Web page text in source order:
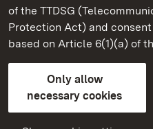
of the TTDSG
Protection Act) and
based on Article 6(1)(a) of
Only allow
necessary cookies
Bebenhausen Monastery and
State Palaces and
Contact usFAQMasthead
Declaration on barrier-free
BITV-konform (geprüfte